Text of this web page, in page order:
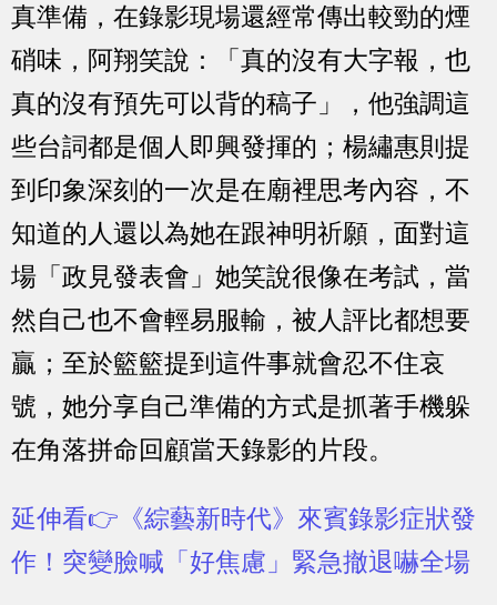
真準備，在錄影現場還經常傳出較勁的煙
硝味，阿翔笑說：「真的沒有大字報，也
真的沒有預先可以背的稿子」，他強調這
些台詞都是個人即興發揮的；楊繡惠則提
到印象深刻的一次是在廟裡思考內容，不
知道的人還以為她在跟神明祈願，面對這
場「政見發表會」她笑說很像在考試，當
然自己也不會輕易服輸，被人評比都想要
贏；至於籃籃提到這件事就會忍不住哀
號，她分享自己準備的方式是抓著手機躲
在角落拼命回顧當天錄影的片段。
延伸看👉《綜藝新時代》來賓錄影症狀發
作！突變臉喊「好焦慮」緊急撤退嚇全場